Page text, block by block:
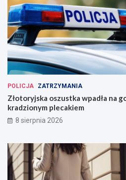
POLICJA ZATRZYMANIA
Złotoryjska oszustka wpadła na
kradzionym plecakiem
8 sierpnia 2026